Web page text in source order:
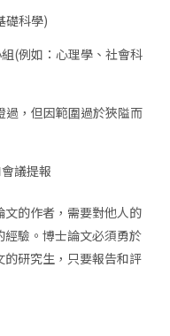
礎科學)
(例如：心理學、社會科
，但因範圍過於狹隘而
議提報
的作者，需要對他人的
驗。博士論文必須勇於
研究生，只要報告和評